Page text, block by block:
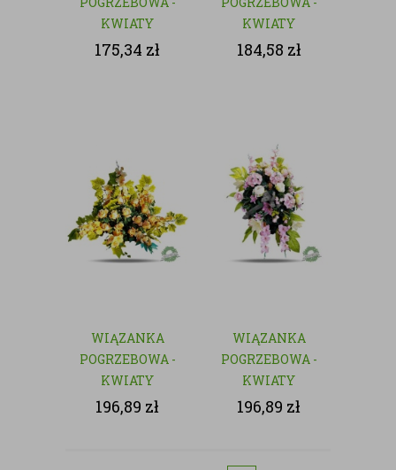
KWIATY
SZTUCZNE
175,34 zł
KWIATY
SZTUCZNE
184,58 zł
WIĄZANKA
POGRZEBOWA -
KWIATY
SZTUCZNE
196,89 zł
WIĄZANKA
POGRZEBOWA -
KWIATY
SZTUCZNE
196,89 zł